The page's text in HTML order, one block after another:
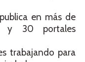
en más de
y 30 portales
trabajando para